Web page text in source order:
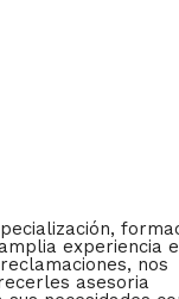
experiencia
nos
asesoria